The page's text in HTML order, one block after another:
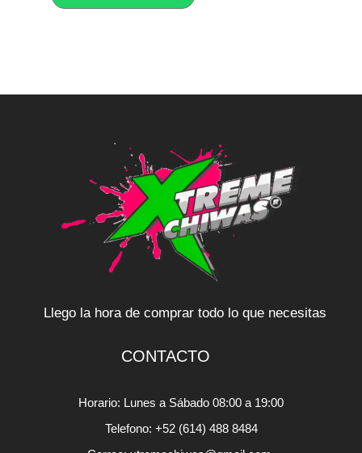
Llego la hora de comprar todo lo que necesitas
CONTACTO
Horario: Lunes a Sábado 08:00 a 19:00
Telefono: +52 (614) 488 8484